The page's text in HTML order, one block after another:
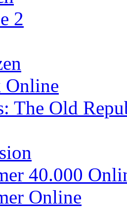
2
Online
The Old
40.000
Online